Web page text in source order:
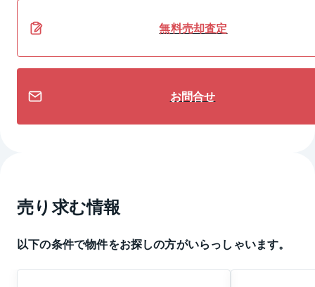
無料売却査定
お問合せ
売り求む情報
以下の条件で物件をお探しの方がいらっしゃいます。